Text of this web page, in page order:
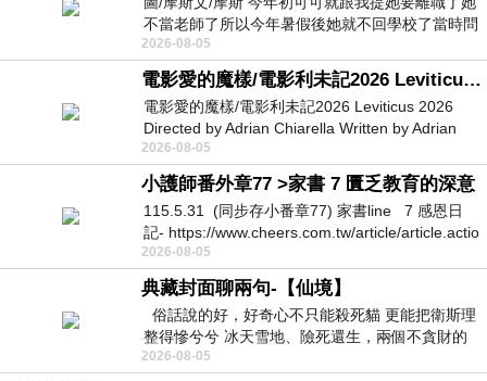
不當老師了所以今年暑假後她就不回學校了當時問
她不是很喜歡幼幼班的小朋友嗎捨得不
2026-08-05
電影愛的魔樣/電影利未記2026 Leviticus 2026
電影愛的魔樣/電影利未記2026 Leviticus 2026
Directed by Adrian Chiarella Written by Adrian
Chiarella Starring Joe Bird
2026-08-05
小護師番外章77 >家書 7 匱乏教育的深意
115.5.31 (同步存小番章77) 家書line 7 感恩日
記- https://www.cheers.com.tw/article/article.actio
2026-08-05
典藏封面聊兩句-【仙境】
俗話說的好，好奇心不只能殺死貓 更能把衛斯理
整得慘兮兮 冰天雪地、險死還生，兩個不貪財的
人尋什麼寶？ 人家追尋愛情還
2026-08-05